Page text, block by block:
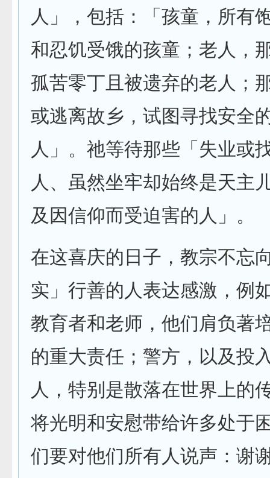
人」，包括：「孩童，所有
和忍饥受饿的孩童；老人，
孤苦零丁且被遗弃的老人；
或逃离故乡，试图寻找安全
人」。祂等待那些「失业或
人、虽然坐牢却始终是天主
及因信仰而受迫害的人」。
在这喜庆的日子，教宗不忘
实」行善的人表达感激，例
教育者和老师，他们肩负著
的重大责任；警方，以及投
人，特别是散落在世界上的
将光明和安慰带给许多处于
们要对他们所有人说声：谢